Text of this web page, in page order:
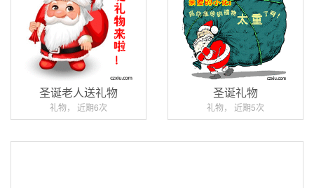
圣诞老人送礼物
礼物， 近期6次
圣诞礼物
礼物， 近期5次